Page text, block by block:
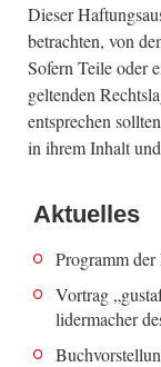
Dieser
betrachten, von
Sofern Teile oder
geltenden
entsprechen
in ihrem Inhalt
Aktuelles
Programm
Vortrag
lidermacher